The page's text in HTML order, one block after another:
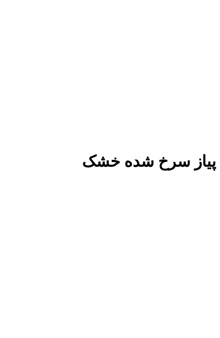
پیاز سرخ شده خشک